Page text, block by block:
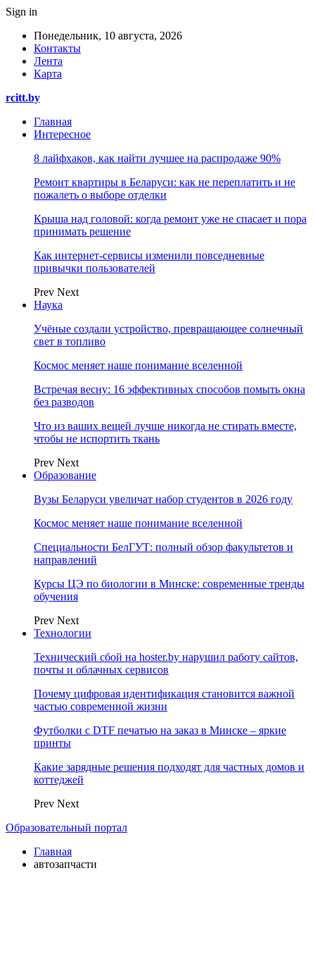
Sign in
Понедельник, 10 августа, 2026
Контакты
Лента
Карта
rcitt.by
Главная
Интересное
8 лайфхаков, как найти лучшее на распродаже 90%
Ремонт квартиры в Беларуси: как не переплатить и не
пожалеть о выборе отделки
Крыша над головой: когда ремонт уже не спасает и пора
принимать решение
Как интернет-сервисы изменили повседневные
привычки пользователей
Prev Next
Наука
Учёные создали устройство, превращающее солнечный
свет в топливо
Космос меняет наше понимание вселенной
Встречая весну: 16 эффективных способов помыть окна
без разводов
Что из ваших вещей лучше никогда не стирать вместе,
чтобы не испортить ткань
Prev Next
Образование
Вузы Беларуси увеличат набор студентов в 2026 году
Космос меняет наше понимание вселенной
Специальности БелГУТ: полный обзор факультетов и
направлений
Курсы ЦЭ по биологии в Минске: современные тренды
обучения
Prev Next
Технологии
Технический сбой на hoster.by нарушил работу сайтов,
почты и облачных сервисов
Почему цифровая идентификация становится важной
частью современной жизни
Футболки с DTF печатью на заказ в Минске – яркие
принты
Какие зарядные решения подходят для частных домов и
коттеджей
Prev Next
Образовательный портал
Главная
автозапчасти